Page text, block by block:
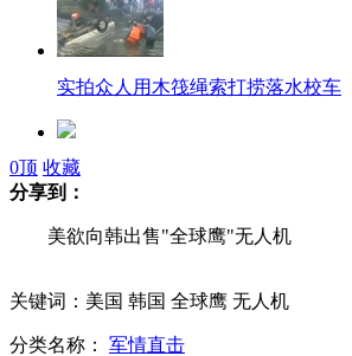
实拍众人用木筏绳索打捞落水校车
贵溪副市长等12人因校车事故被停职
美女城管干部开车捡垃圾
0顶 收藏
分享到：
美欲向韩出售"全球鹰"无人机
关键词：美国 韩国 全球鹰 无人机
分类名称： 军情直击